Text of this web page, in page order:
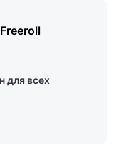
для всех